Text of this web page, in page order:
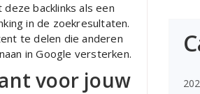
backlinks als een
in de zoekresultaten.
te delen die anderen
in Google versterken.
voor jouw